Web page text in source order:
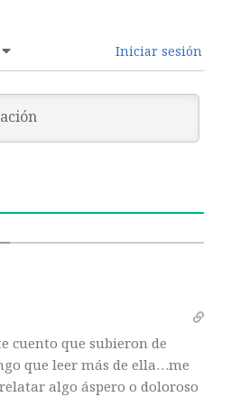
Iniciar sesión
cuento que subieron de
que leer más de ella…me
algo áspero o doloroso